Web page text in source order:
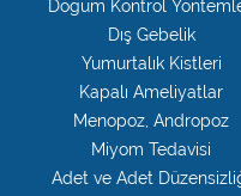
Doğum Kontrol
Dış Gebelik
Yumurtalık Kistleri
Kapalı Ameliyatlar
Menopoz, Andropoz
Miyom Tedavisi
Adet ve Adet